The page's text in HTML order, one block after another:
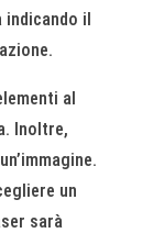
indicando il
al
Inoltre,
un
sarà